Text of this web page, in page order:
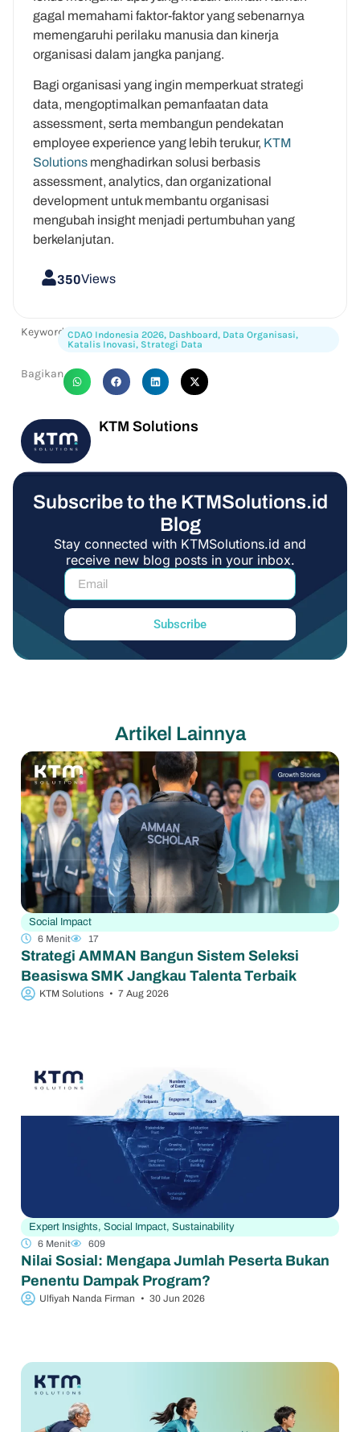
gagal memahami faktor-faktor yang sebenarnya
memengaruhi perilaku manusia dan kinerja
organisasi dalam jangka panjang.
Bagi organisasi yang ingin memperkuat strategi
data, mengoptimalkan pemanfaatan data
assessment, serta membangun pendekatan
employee experience yang lebih terukur, KTM
Solutions menghadirkan solusi berbasis
assessment, analytics, dan organizational
development untuk membantu organisasi
mengubah insight menjadi pertumbuhan yang
berkelanjutan.
350Views
Keywords:CDAO Indonesia 2026, Dashboard, Data Organisasi,
Katalis Inovasi, Strategi Data
Bagikan
KTM Solutions
Subscribe to the KTMSolutions.id
Blog
Stay connected with KTMSolutions.id and
receive new blog posts in your inbox.
Subscribe
Artikel Lainnya
Social Impact
6 Menit
17
Strategi AMMAN Bangun Sistem Seleksi
Beasiswa SMK Jangkau Talenta Terbaik
KTM Solutions • 7 Aug 2026
Expert Insights, Social Impact, Sustainability
6 Menit
609
Nilai Sosial: Mengapa Jumlah Peserta Bukan
Penentu Dampak Program?
Ulfiyah Nanda Firman • 30 Jun 2026